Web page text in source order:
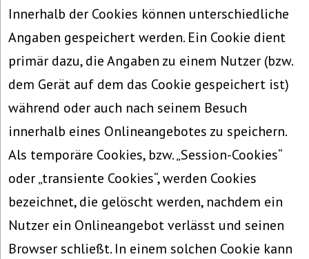
Innerhalb der Cookies können unterschiedliche
Angaben gespeichert werden. Ein Cookie dient
primär dazu, die Angaben zu einem Nutzer (bzw.
dem Gerät auf dem das Cookie gespeichert ist)
während oder auch nach seinem Besuch
innerhalb eines Onlineangebotes zu speichern.
Als temporäre Cookies, bzw. „Session-Cookies“
oder „transiente Cookies“, werden Cookies
bezeichnet, die gelöscht werden, nachdem ein
Nutzer ein Onlineangebot verlässt und seinen
Browser schließt. In einem solchen Cookie kann